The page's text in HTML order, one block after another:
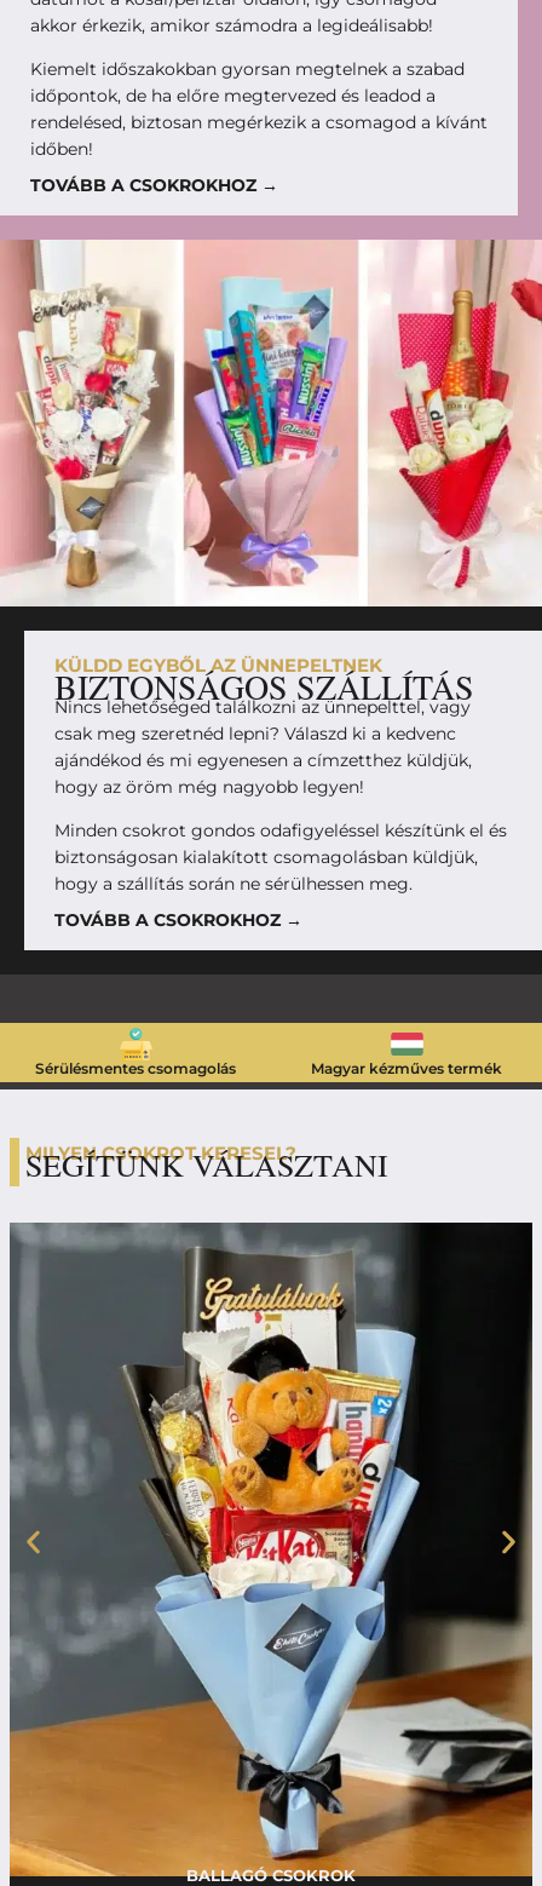
akkor érkezik, amikor számodra a legideálisabb!
Kiemelt időszakokban gyorsan megtelnek a szabad
időpontok, de ha előre megtervezed és leadod a
rendelésed, biztosan megérkezik a csomagod a kívánt
időben!
TOVÁBB A CSOKROKHOZ →
KÜLDD EGYBŐL AZ ÜNNEPELTNEK
BIZTONSÁGOS SZÁLLÍTÁS
Nincs lehetőséged találkozni az ünnepelttel, vagy
csak meg szeretnéd lepni? Válaszd ki a kedvenc
ajándékod és mi egyenesen a címzetthez küldjük,
hogy az öröm még nagyobb legyen!
Minden csokrot gondos odafigyeléssel készítünk el és
biztonságosan kialakított csomagolásban küldjük,
hogy a szállítás során ne sérülhessen meg.
TOVÁBB A CSOKROKHOZ →
Sérülésmentes csomagolás Magyar kézműves termék
MILYEN CSOKROT KERESEL?
SEGÍTÜNK VÁLASZTANI
BALLAGÓ CSOKROK